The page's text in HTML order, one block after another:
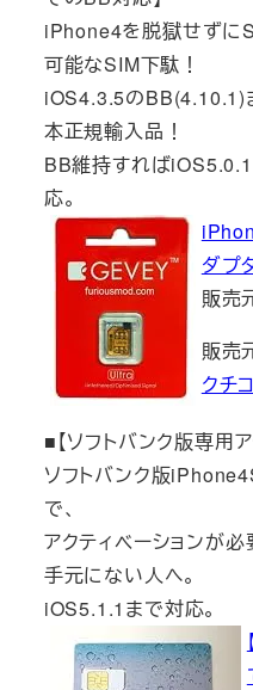
iPhone4を脱獄せずに
可能なSIM下駄！
iOS4.3.5のBB(4.10.1)
本正規輸入品！
BB維持すれば
応。
ダプ
販売
販売
クチ
■【ソフトバンク版専用
ソフトバンク版
で、
アクティベーションが
手元にない人へ。
iOS5.1.1まで対応。